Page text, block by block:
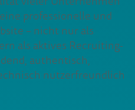
professionelle und
– nicht nur als
als aktives Recruiting-
authentisch,
nutzerfreundlich